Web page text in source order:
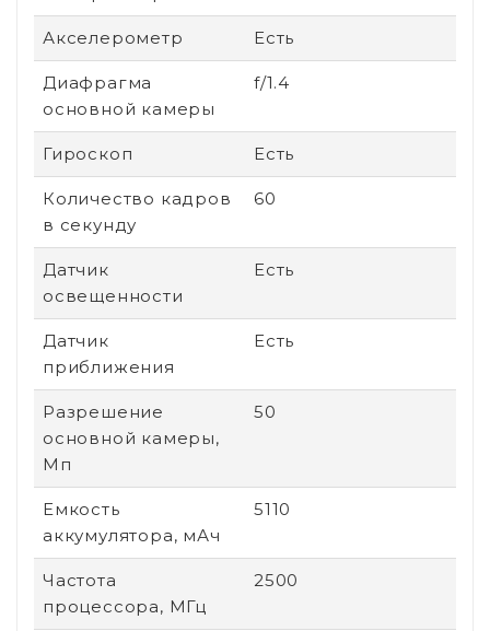
Акселерометр Есть
Диафрагма
основной камеры
f/1.4
Гироскоп Есть
Количество кадров
в секунду
60
Датчик
освещенности
Есть
Датчик
приближения
Есть
Разрешение
основной камеры,
Мп
50
Емкость
аккумулятора, мАч
5110
Частота
процессора, МГц
2500